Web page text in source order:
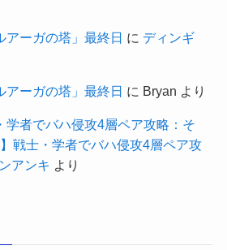
アーガの塔」最終日 に ディンギ
アーガの塔」最終日 に Bryan より
学者でバハ侵攻4層ペア攻略：そ
】戦士・学者でバハ侵攻4層ペア攻
アンキ より